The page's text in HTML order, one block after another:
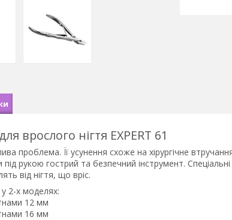
врослого нігтя EXPERT 61
проблема. Її усунення схоже на хірургічне
під рукою гострий та безпечний інструмент. Спеціальні
від нігтя, що вріс.
2-х моделях:
12 мм
16 мм